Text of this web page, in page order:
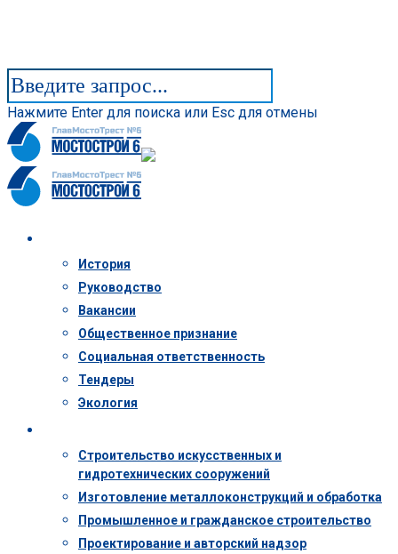
Нажмите Enter для поиска или Esc для отмены
История
Руководство
Вакансии
Общественное признание
Социальная ответственность
Тендеры
Экология
Строительство искусственных и
гидротехнических сооружений
Изготовление металлоконструкций и обработка
Промышленное и гражданское строительство
Проектирование и авторский надзор